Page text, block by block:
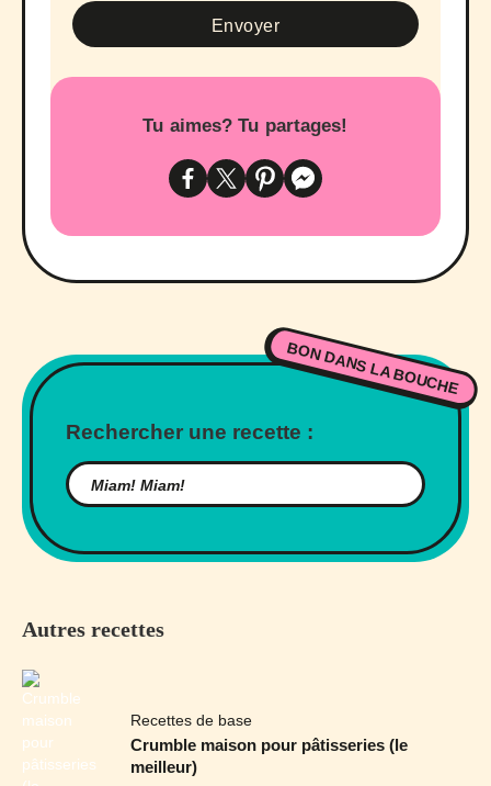
Tu aimes? Tu partages!
BON DANS LA BOUCHE
Rechercher une recette :
Autres recettes
Recettes de base
Crumble maison pour pâtisseries (le
meilleur)